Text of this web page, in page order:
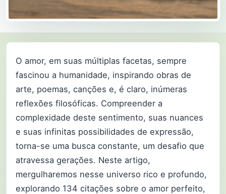
O amor, em suas múltiplas facetas, sempre
fascinou a humanidade, inspirando obras de
arte, poemas, canções e, é claro, inúmeras
reflexões filosóficas. Compreender a
complexidade deste sentimento, suas nuances
e suas infinitas possibilidades de expressão,
torna-se uma busca constante, um desafio que
atravessa gerações. Neste artigo,
mergulharemos nesse universo rico e profundo,
explorando 134 citações sobre o amor perfeito,